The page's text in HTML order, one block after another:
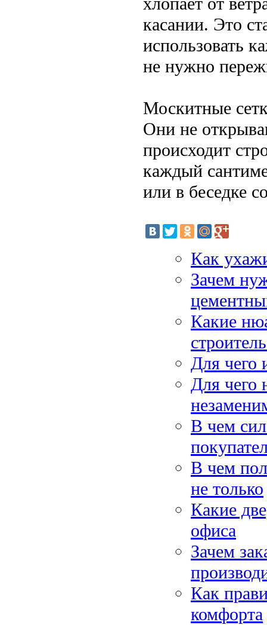
касании. Это
использовать
не нужно
Москитные
Они не
происходит
каждый
или в беседке
Как
Зачем
Какие
Для чего
Для чего
В чем
В чем
не только
Какие
офиса
Зачем
Как
комфорта